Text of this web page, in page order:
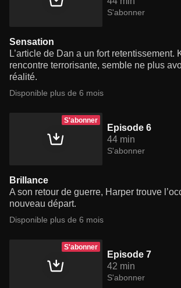
S'abonner
Sensation
L’article de Dan a un fort retentissement.
rencontre terrorisante, semble ne plus
réalité.
Disponible plus de 6 mois
S'abonner
Episode 6
44 min
S'abonner
Brillance
A son retour de guerre, Harper trouve
nouveau départ.
Disponible plus de 6 mois
S'abonner
Episode 7
42 min
S'abonner